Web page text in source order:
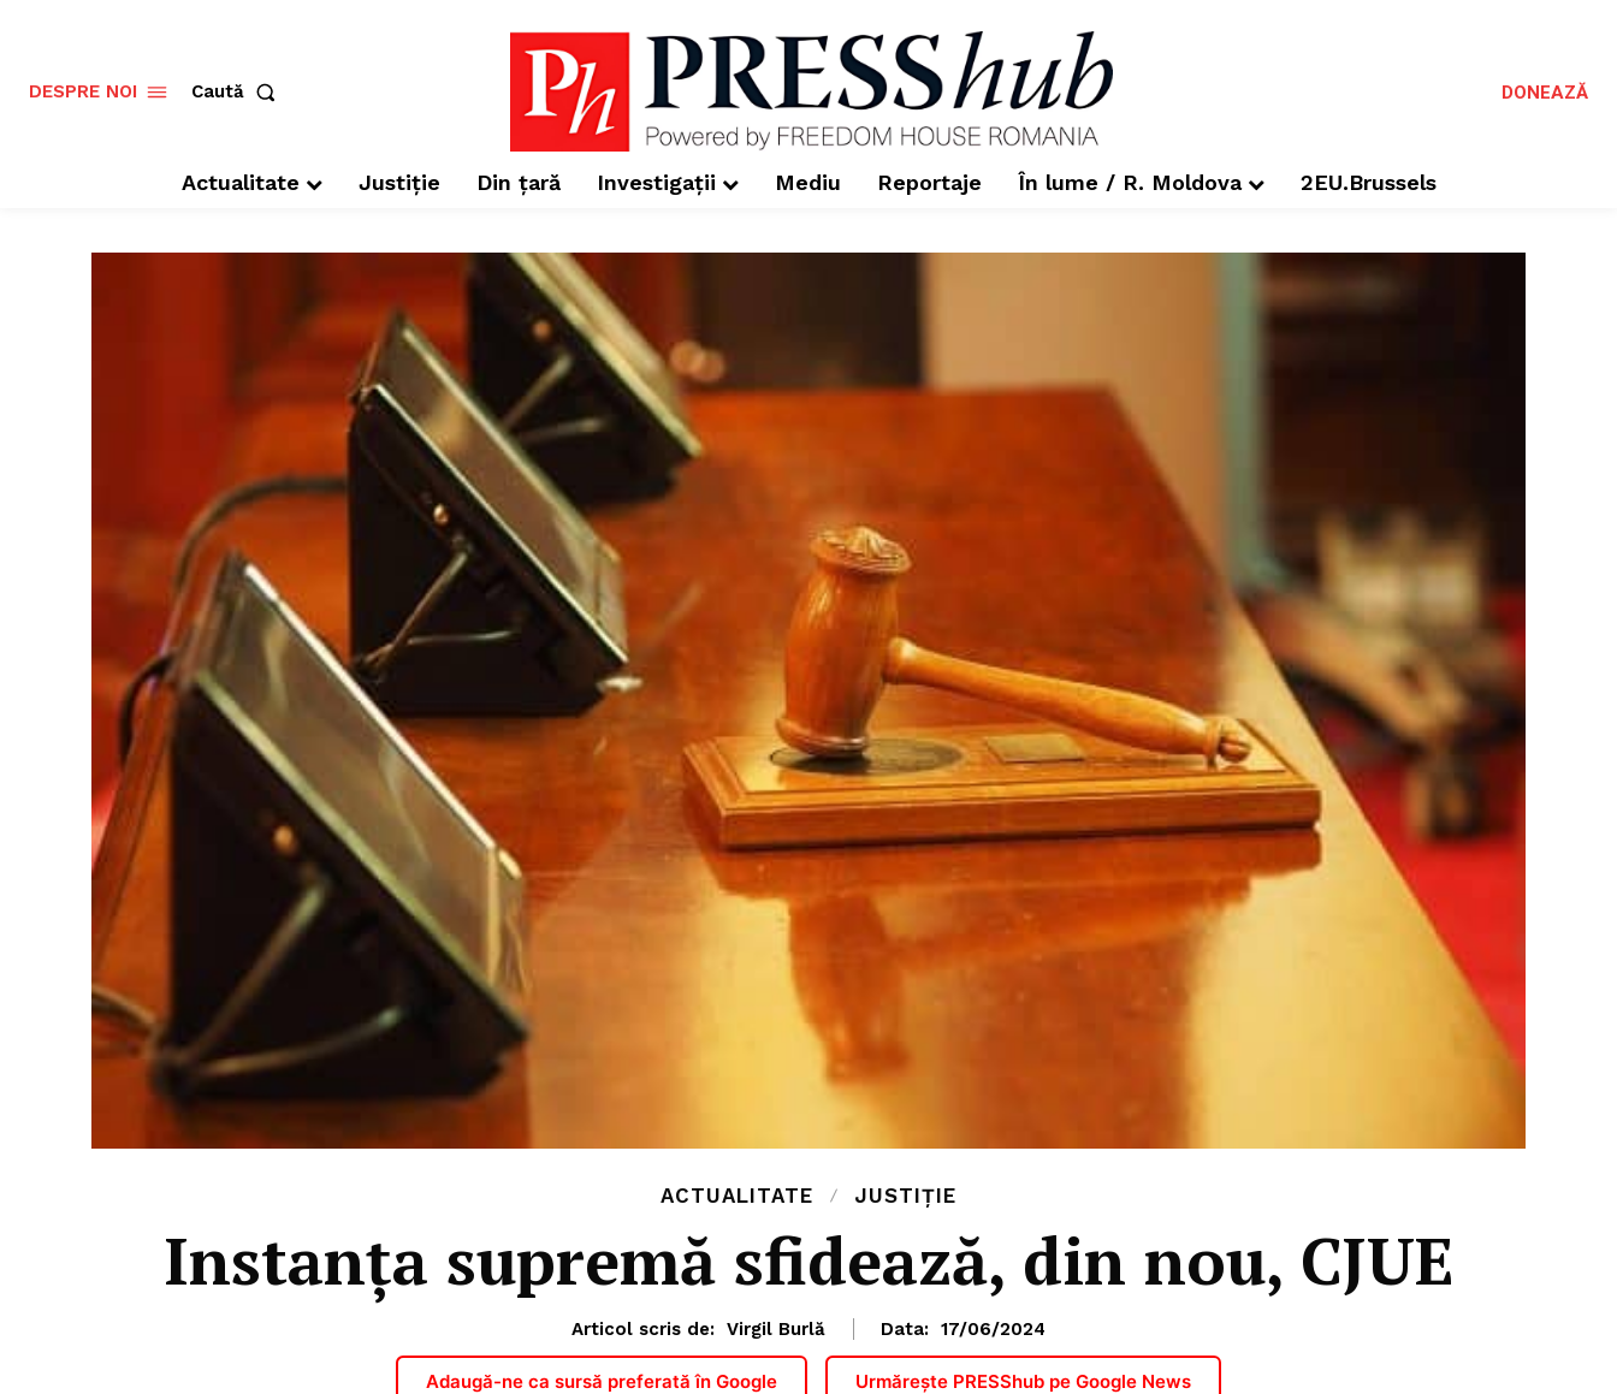
DESPRE NOI Caută DONEAZĂ
Actualitate Justiție Din țară Investigații Mediu Reportaje În lume / R. Moldova 2EU.Brussels
ACTUALITATE JUSTIȚIE
Instanța supremă sfidează, din nou, CJUE
Articol scris de: Virgil Burlă Data: 17/06/2024
Adaugă-ne ca sursă preferată în Google Urmărește PRESShub pe Google News